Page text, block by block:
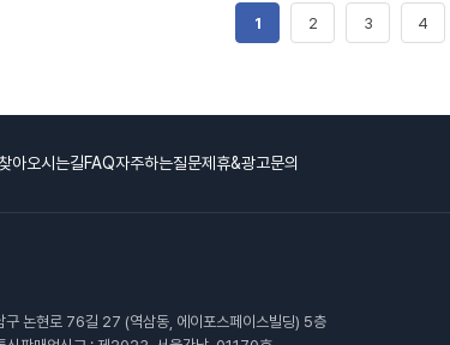
1 2 3 4
아오시는길FAQ자주하는질문제휴&광고문의
논현로 76길 27 (역삼동, 에이포스페이스빌딩) 5층